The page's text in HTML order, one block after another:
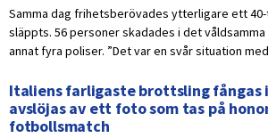
Samma dag frihetsberövades ytterligare ett
släppts. 56 personer skadades i det
annat fyra poliser. ”Det var en svår situation
Italiens farligaste brottsling fångas
avslöjas av ett foto som tas på
fotbollsmatch